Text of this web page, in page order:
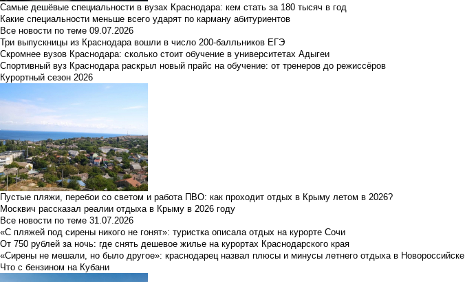
Самые дешёвые специальности в вузах Краснодара: кем стать за 180 тысяч в год
Какие специальности меньше всего ударят по карману абитуриентов
Все новости по теме 09.07.2026
Три выпускницы из Краснодара вошли в число 200-балльников ЕГЭ
Скромнее вузов Краснодара: сколько стоит обучение в университетах Адыгеи
Спортивный вуз Краснодара раскрыл новый прайс на обучение: от тренеров до режиссёров
Курортный сезон 2026
Пустые пляжи, перебои со светом и работа ПВО: как проходит отдых в Крыму летом в 2026?
Москвич рассказал реалии отдыха в Крыму в 2026 году
Все новости по теме 31.07.2026
«С пляжей под сирены никого не гонят»: туристка описала отдых на курорте Сочи
От 750 рублей за ночь: где снять дешевое жилье на курортах Краснодарского края
«Сирены не мешали, но было другое»: краснодарец назвал плюсы и минусы летнего отдыха в Новороссийске
Что с бензином на Кубани